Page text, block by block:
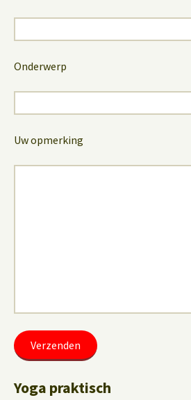
Onderwerp
Uw opmerking
Yoga praktisch